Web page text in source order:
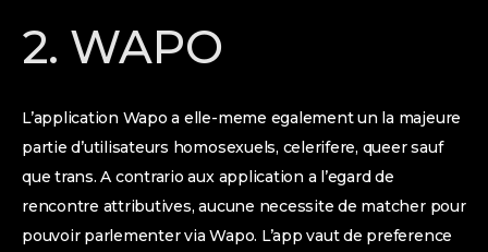
2. WAPO
L’application Wapo a elle-meme egalement un la majeure
partie d’utilisateurs homosexuels, celerifere, queer sauf
que trans. A contrario aux application a l’egard de
rencontre attributives, aucune necessite de matcher pour
pouvoir parlementer via Wapo. L’app vaut de preference